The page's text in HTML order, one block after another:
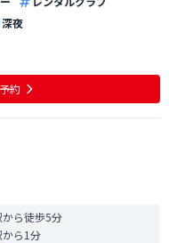
深夜
約
ら徒歩5分
ら1分